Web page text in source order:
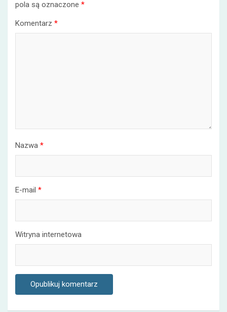
pola są oznaczone *
Komentarz *
Nazwa *
E-mail *
Witryna internetowa